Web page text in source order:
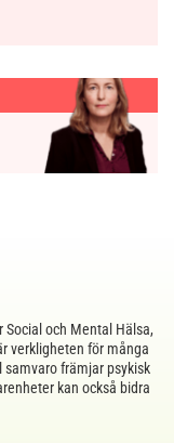
Social och Mental Hälsa,
verkligheten för många
främjar psykisk
kan också bidra